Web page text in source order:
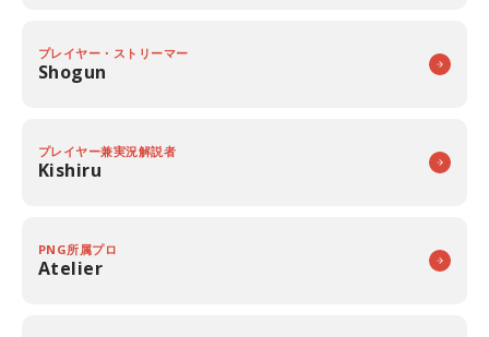
プレイヤー・ストリーマー
Shogun
プレイヤー兼実況解説者
Kishiru
PNG所属プロ
Atelier